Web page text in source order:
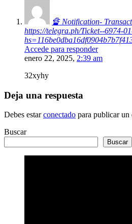
🔏 Notification-
https://telegra.ph/Ticket--6974-
Accede para responder
enero 22, 2025, 2:39 am
32xyhy
Deja una respuesta
Debes estarconectado para publicar un
Buscar
Buscar